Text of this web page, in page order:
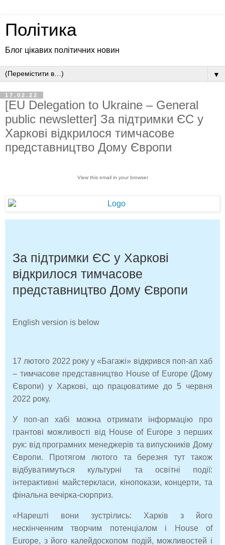
Політика
Блог цікавих політичних новин
▼
17.02.22
[EU Delegation to Ukraine – General
public newsletter] За підтримки ЄС у
Харкові відкрилося тимчасове
представництво Дому Європи
View this email in your browser
За підтримки ЄС у Харкові
відкрилося тимчасове
представництво Дому Європи
English version is below
17 лютого 2022 року у «Багажі» відкрився поп-ап хаб
– тимчасове представництво House of Europe (Дому
Європи) у Харкові, що працюватиме до 5 червня
2022 року.
У поп-ап хабі можна отримати інформацію про
грантові можливості від House of Europe з перших
рук: від програмних менеджерів та випускників Дому
Європи. Протягом лютого та березня тут також
відбуватимуться культурні та освітні події:
інтерактивні майстеркласи, кінопокази, концерти, та
фінальна вечірка-сюрприз.
«Нарешті вони зустрілись: Харків з його
нескінченним творчим потенціалом і House of
Europe, з його калейдоскопом подій, можливостей і